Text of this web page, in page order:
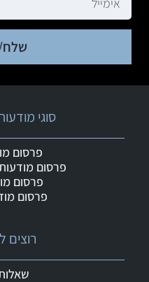
רוצים
סוגי
פרסום
פרסום
פרסום
פרסום